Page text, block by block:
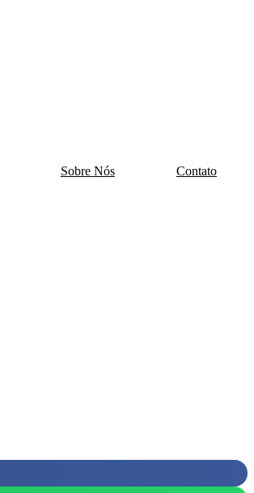
Sobre Nós Contato